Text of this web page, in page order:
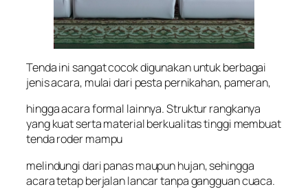
Tenda ini sangat cocok digunakan untuk berbagai
jenis acara, mulai dari pesta pernikahan, pameran,
hingga acara formal lainnya. Struktur rangkanya
yang kuat serta material berkualitas tinggi membuat
tenda roder mampu
melindungi dari panas maupun hujan, sehingga
acara tetap berjalan lancar tanpa gangguan cuaca.